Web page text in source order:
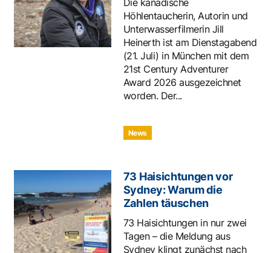
Die kanadische
Höhlentaucherin, Autorin und
Unterwasserfilmerin Jill
Heinerth ist am Dienstagabend
(21. Juli) in München mit dem
21st Century Adventurer
Award 2026 ausgezeichnet
worden. Der...
News
73 Haisichtungen vor
Sydney: Warum die
Zahlen täuschen
73 Haisichtungen in nur zwei
Tagen – die Meldung aus
Sydney klingt zunächst nach